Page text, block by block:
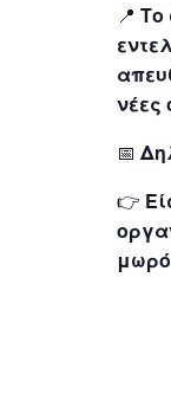
📍 Το
νέες
📅
👉